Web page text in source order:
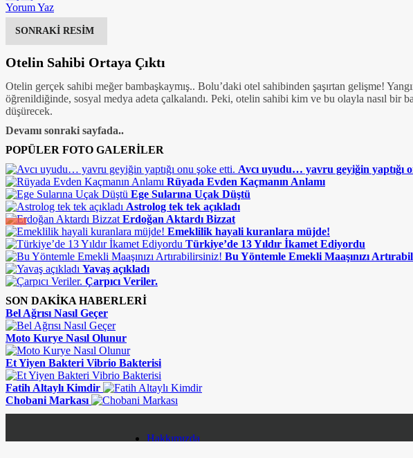
Yorum Yaz
SONRAKİ RESİM
Otelin Sahibi Ortaya Çıktı
Otelin gerçek sahibi meğer bambaşkaymış.. Bolu’daki otel sahibinden şaşırtan gelişme!
öğrenildiğinde, sosyal medya adeta çalkalandı. Peki, otelin sahibi kim ve bu olayla nasıl bir
düşürecek.
Devamı sonraki sayfada..
POPÜLER FOTO GALERİLER
Avcı uyudu… yavru geyiğin yaptığı
Rüyada Evden Kaçmanın Anlamı
Ege Sularına Uçak Düştü
Astrolog tek tek açıkladı
Erdoğan Aktardı Bizzat
Emeklilik hayali kuranlara müjde!
Türkiye’de 13 Yıldır İkamet Ediyordu
Bu Yöntemle Emekli Maaşınızı
Yavaş açıkladı
Çarpıcı Veriler.
SON DAKİKA HABERLERİ
Bel Ağrısı Nasıl Geçer
Moto Kurye Nasıl Olunur
Et Yiyen Bakteri Vibrio Bakterisi
Fatih Altaylı Kimdir
Chobani Markası
Hakkımızda